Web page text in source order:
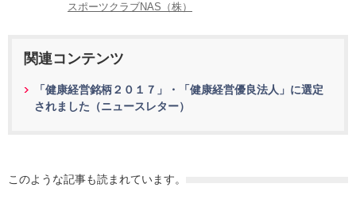
スポーツクラブNAS（株）
関連コンテンツ
「健康経営銘柄２０１７」・「健康経営優良法人」に選定
されました（ニュースレター）
このような記事も読まれています。